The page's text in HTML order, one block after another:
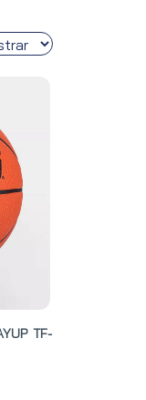
TF-